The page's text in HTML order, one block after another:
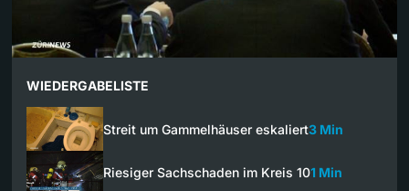
WIEDERGABELISTE
Streit um Gammelhäuser eskaliert3 Min
Riesiger Sachschaden im Kreis 101 Min